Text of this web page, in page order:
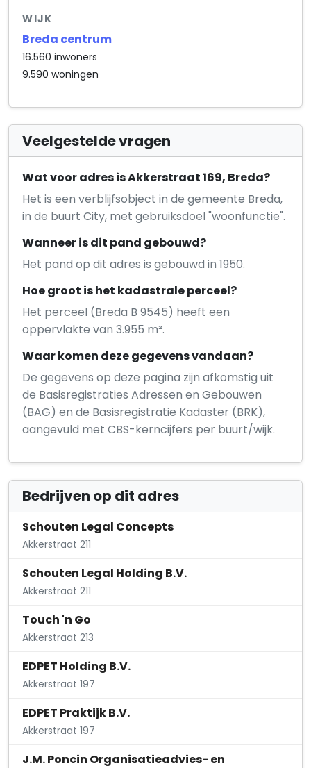
WIJK
Breda centrum
16.560 inwoners
9.590 woningen
Veelgestelde vragen
Wat voor adres is Akkerstraat 169, Breda?
Het is een verblijfsobject in de gemeente Breda,
in de buurt City, met gebruiksdoel "woonfunctie".
Wanneer is dit pand gebouwd?
Het pand op dit adres is gebouwd in 1950.
Hoe groot is het kadastrale perceel?
Het perceel (Breda B 9545) heeft een
oppervlakte van 3.955 m².
Waar komen deze gegevens vandaan?
De gegevens op deze pagina zijn afkomstig uit
de Basisregistraties Adressen en Gebouwen
(BAG) en de Basisregistratie Kadaster (BRK),
aangevuld met CBS-kerncijfers per buurt/wijk.
Bedrijven op dit adres
Schouten Legal Concepts
Akkerstraat 211
Schouten Legal Holding B.V.
Akkerstraat 211
Touch 'n Go
Akkerstraat 213
EDPET Holding B.V.
Akkerstraat 197
EDPET Praktijk B.V.
Akkerstraat 197
J.M. Poncin Organisatieadvies- en